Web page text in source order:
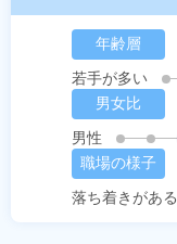
年齢層
若手が多い
男女比
男性
職場の様子
落ち着きがある